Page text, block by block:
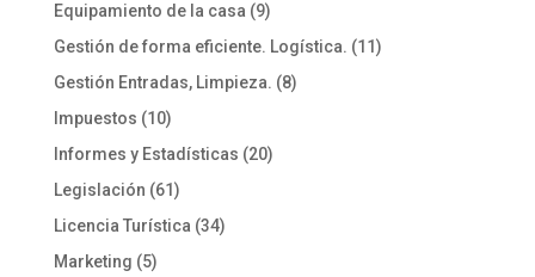
Equipamiento de la casa (9)
Gestión de forma eficiente. Logística. (11)
Gestión Entradas, Limpieza. (8)
Impuestos (10)
Informes y Estadísticas (20)
Legislación (61)
Licencia Turística (34)
Marketing (5)